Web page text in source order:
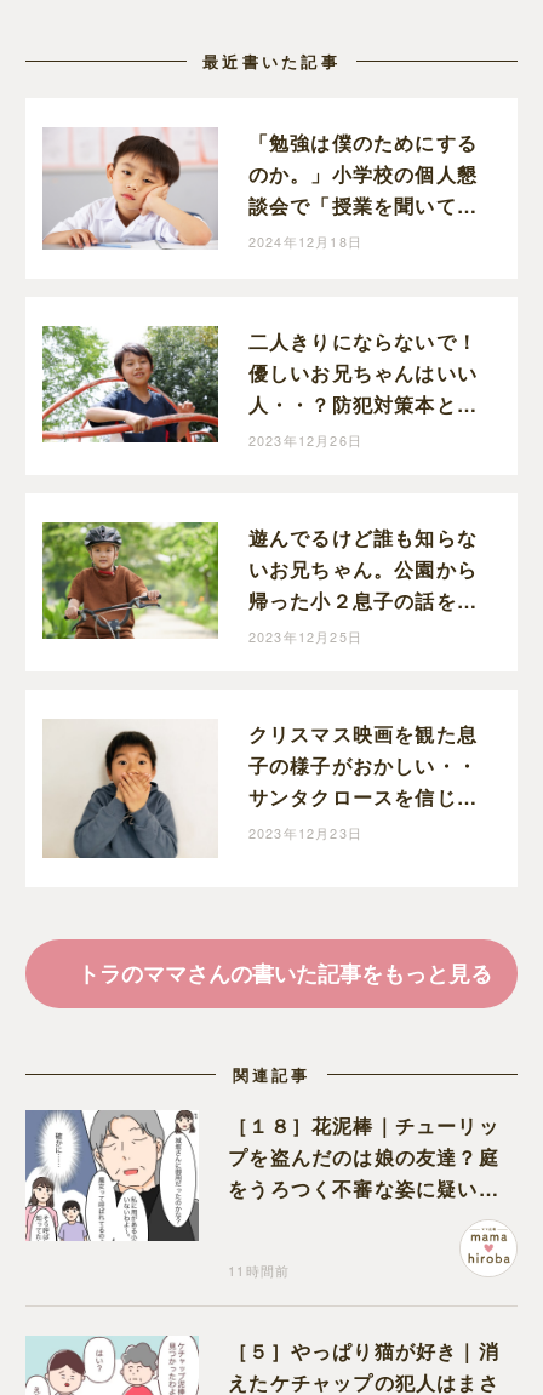
最近書いた記事
「勉強は僕のためにする
のか。」小学校の個人懇
談会で「授業を聞いてい
ません」と散々な言われ
2024年12月18日
二人きりにならないで！
優しいお兄ちゃんはいい
人・・？防犯対策本と現
実の「あぶないかも」は
2023年12月26日
遊んでるけど誰も知らな
いお兄ちゃん。公園から
帰った小２息子の話を聞
いていたら怖くなった。
2023年12月25日
クリスマス映画を観た息
子の様子がおかしい・・
サンタクロースを信じる
小２息子のマジ焦りが可
2023年12月23日
トラのママさんの書いた記事をもっと見る
関連記事
［１８］花泥棒｜チューリッ
プを盗んだのは娘の友達？庭
をうろつく不審な姿に疑いが
11時間前
［５］やっぱり猫が好き｜消
えたケチャップの犯人はまさ